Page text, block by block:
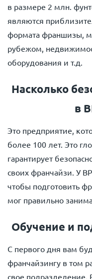
в размере 2 млн.
являются
формата франшизы,
рубежом,
оборудования и т.д.
Насколько
в
Это предприятие,
более 100 лет. Это
гарантирует
своих франчайзи. У
чтобы подготовить
мог правильно
Обучение и
С первого дня вам
франчайзингу в том
свое подразделение.